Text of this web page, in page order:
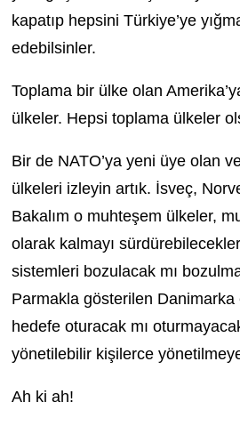
kapatıp hepsini Türkiye’ye
edebilsinler.
Toplama bir ülke olan
ülkeler. Hepsi toplama ülkeler
Bir de NATO’ya yeni üye olan
ülkeleri izleyin artık. İsveç,
Bakalım o muhteşem ülkeler,
olarak kalmayı
sistemleri bozulacak mı
Parmakla gösterilen Danimarka
hedefe oturacak mı
yönetilebilir kişilerce
Ah ki ah!